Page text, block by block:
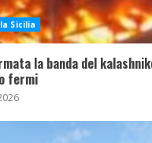
Sicilia
la banda del
fermi